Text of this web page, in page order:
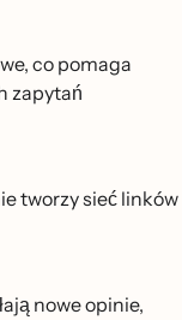
co pomaga
zapytań
tworzy sieć linków
nowe opinie,